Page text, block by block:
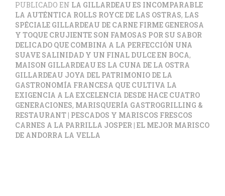
PUBLICADO EN LA GILLARDEAU ES INCOMPARABLE
LA AUTÉNTICA ROLLS ROYCE DE LAS OSTRAS, LAS
SPÉCIALE GILLARDEAU DE CARNE FIRME GENEROSA
Y TOQUE CRUJIENTE SON FAMOSAS POR SU SABOR
DELICADO QUE COMBINA A LA PERFECCIÓN UNA
SUAVE SALINIDAD Y UN FINAL DULCE EN BOCA,
MAISON GILLARDEAU ES LA CUNA DE LA OSTRA
GILLARDEAU JOYA DEL PATRIMONIO DE LA
GASTRONOMÍA FRANCESA QUE CULTIVA LA
EXIGENCIA A LA EXCELENCIA DESDE HACE CUATRO
GENERACIONES, MARISQUERÍA GASTROGRILLING &
RESTAURANT | PESCADOS Y MARISCOS FRESCOS
CARNES A LA PARRILLA JOSPER | EL MEJOR MARISCO
DE ANDORRA LA VELLA